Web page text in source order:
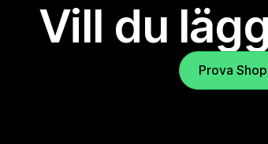
Vill du
Prova